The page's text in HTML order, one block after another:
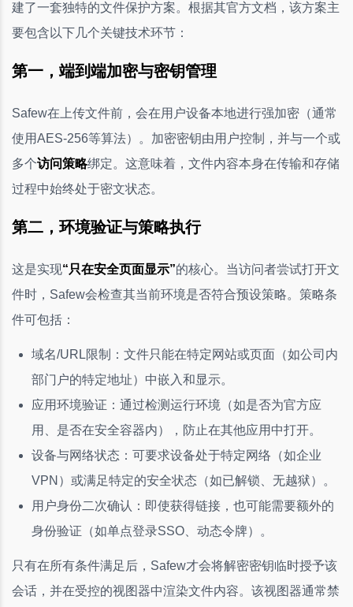
建了一套独特的文件保护方案。根据其官方文档，该方案主
要包含以下几个关键技术环节：
第一，端到端加密与密钥管理
Safew在上传文件前，会在用户设备本地进行强加密（通常
使用AES-256等算法）。加密密钥由用户控制，并与一个或
多个访问策略绑定。这意味着，文件内容本身在传输和存储
过程中始终处于密文状态。
第二，环境验证与策略执行
这是实现“只在安全页面显示”的核心。当访问者尝试打开文
件时，Safew会检查其当前环境是否符合预设策略。策略条
件可包括：
域名/URL限制：文件只能在特定网站或页面（如公司内
部门户的特定地址）中嵌入和显示。
应用环境验证：通过检测运行环境（如是否为官方应
用、是否在安全容器内），防止在其他应用中打开。
设备与网络状态：可要求设备处于特定网络（如企业
VPN）或满足特定的安全状态（如已解锁、无越狱）。
用户身份二次确认：即使获得链接，也可能需要额外的
身份验证（如单点登录SSO、动态令牌）。
只有在所有条件满足后，Safew才会将解密密钥临时授予该
会话，并在受控的视图器中渲染文件内容。该视图器通常禁